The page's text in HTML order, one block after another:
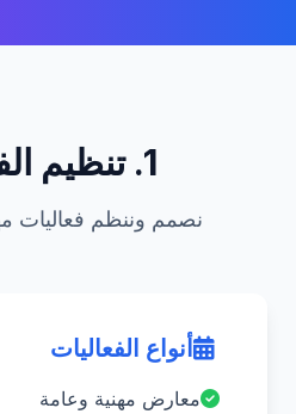
1. تنظيم الفعاليات
نصمم وننظم فعاليات
أنواع الفعاليات
معارض مهنية وعامة